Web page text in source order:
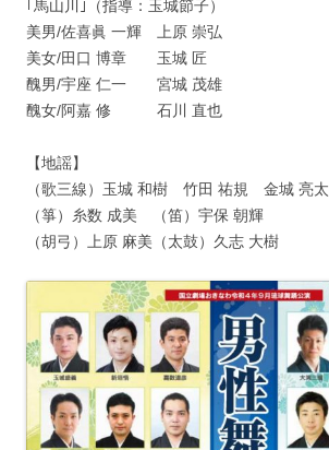
｢馬山川｣（指導：玉城節子）
美男/佐喜眞 一輝 上原 崇弘
美女/田口 博章 玉城 匠
醜男/宇座 仁一 宮城 茂雄
醜女/阿嘉 修 石川 直也
【地謡】
（歌三線）玉城 和樹 竹田 祐規 金城 亮太
（箏）糸数 成美 （笛）宇保 朝輝
（胡弓）上原 麻美（太鼓）久志 大樹